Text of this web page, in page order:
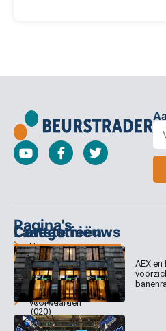
Pagina's
Home
Abonnementen
Dagcommentaar
Tradealert
Organisatie
Categorieën
Columns
Dagcommentaar
Algemene
voorwaarden
Disclaimer
Contact
Keizersgracht
520
1017 EK
Amsterdam
(020)
231
Laatste nieuws
AEX